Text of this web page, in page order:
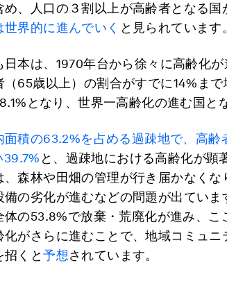
、人口の３割以上が高齢者となる国
界的に進んでいく と見られています。
本は、1970年台から徐々に高齢化
65歳以上）の割合がすでに14%ま
となり、世界一高齢化の進む国と
面積の63.2%を占める過疎地で、高齢
と、過疎地における高齢化が顕
森林や田畑の管理が行き届かなくな
の劣化が進むなどの問題が出ていま
の53.8%で放棄・荒廃化が進み、こ
化がさらに進むことで、地域コミュニ
招くと予想されています。